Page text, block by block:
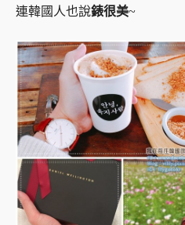
連韓國人也說錶很美~